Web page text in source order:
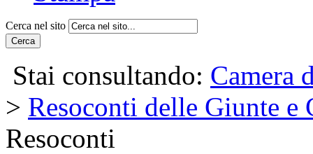
Cerca nel sito
Cerca
Stai consultando: Camera
> Resoconti delle Giunte e
Resoconti